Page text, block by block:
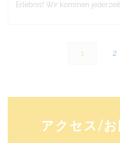
Erlebnis! Wir kommen
1 2
アクセス/